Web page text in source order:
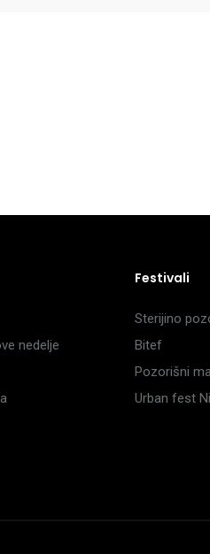
nedelje
Festivali
Sterijino
Bitef
Pozorišni
Urban fest